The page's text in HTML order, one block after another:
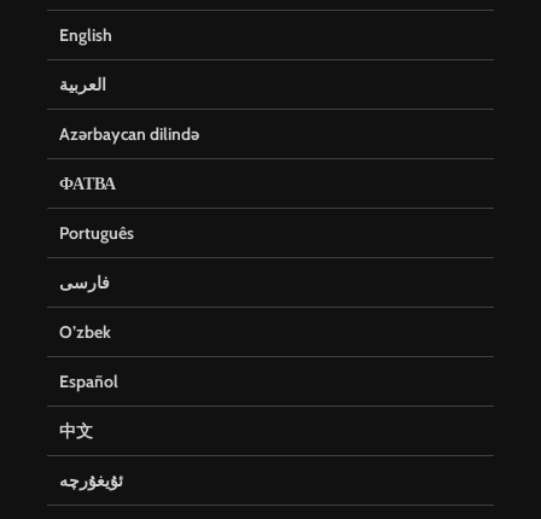
English
العربية
Azərbaycan dilində
ФАТВА
Português
فارسی
O’zbek
Español
中文
ئۇيغۇرچە